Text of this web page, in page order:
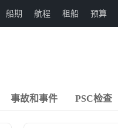
船期 航程 租船 预算
事故和事件 PSC检查